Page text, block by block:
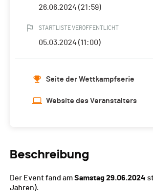
26.06.2024 (21:59)
STARTLISTE VERÖFFENTLICHT
05.03.2024 (11:00)
Seite der Wettkampfserie
Website des Veranstalters
Beschreibung
Der Event fand amSamstag 29.06.2024
Jahren).